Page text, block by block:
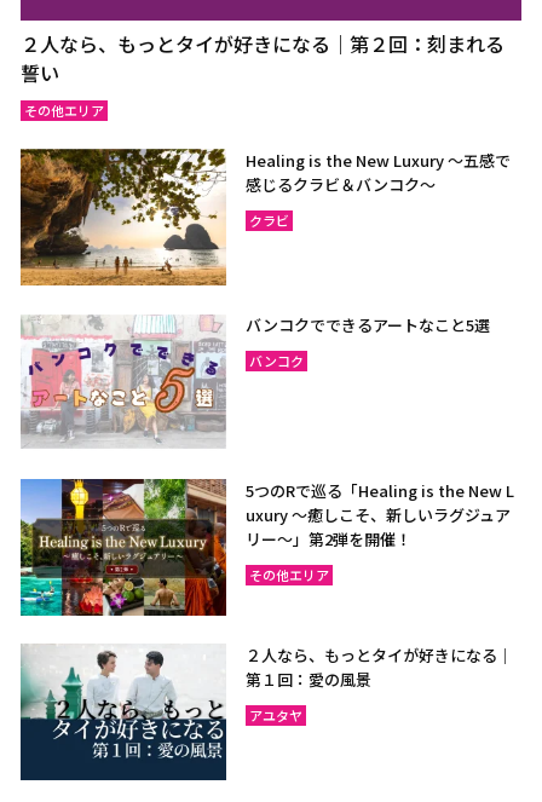
２人なら、もっとタイが好きになる｜第２回：刻まれる
誓い
その他エリア
Healing is the New Luxury ～五感で
感じるクラビ＆バンコク～
クラビ
バンコクでできるアートなこと5選
バンコク
5つのRで巡る「Healing is the New L
uxury ～癒しこそ、新しいラグジュア
リー〜」第2弾を開催！
その他エリア
２人なら、もっとタイが好きになる｜
第１回：愛の風景
アユタヤ